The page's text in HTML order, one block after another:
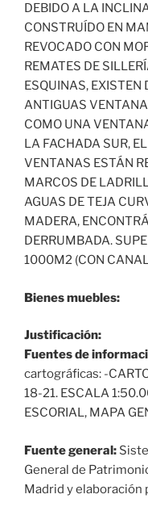
DEBIDO A LA
CONSTRUÍDO EN
REVOCADO CON
REMATES DE
ESQUINAS, EXISTEN
ANTIGUAS
COMO UNA
LA FACHADA SUR,
VENTANAS ESTÁN
MARCOS DE
AGUAS DE TEJA
MADERA,
DERRUMBADA.
1000M2 (CON
Bienes muebles:
Justificación:
Fuentes de
cartográficas: -
18-21. ESCALA
ESCORIAL, MAPA
Fuente general:
General de
Madrid y elaboración